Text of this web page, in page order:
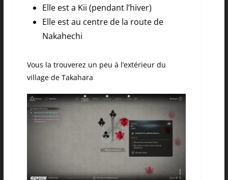
Elle est a Kii (pendant l’hiver)
Elle est au centre de la route de
Nakahechi
Vous la trouverez un peu à l’extérieur du
village de Takahara